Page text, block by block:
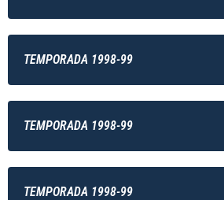
TEMPORADA 1998-99
TEMPORADA 1998-99
TEMPORADA 1998-99